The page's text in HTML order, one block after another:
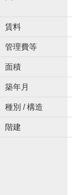
賃料
管理費等
面積
築年月
種別 / 構造
階建